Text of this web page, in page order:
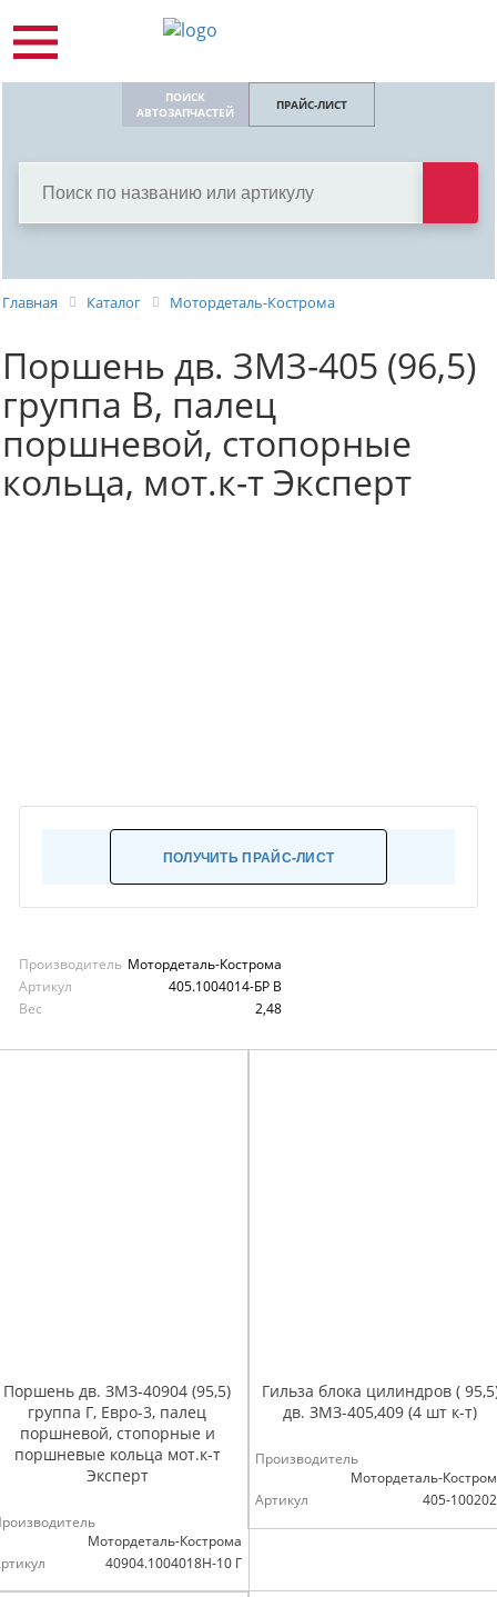
ПОИСК
АВТОЗАПЧАСТЕЙ
ПРАЙС-ЛИСТ
Главная Каталог Мотордеталь-Кострома
Поршень дв. ЗМЗ-405 (96,5)
группа В, палец
поршневой, стопорные
кольца, мот.к-т Эксперт
ПОЛУЧИТЬ ПРАЙС-ЛИСТ
Производитель Мотордеталь-Кострома
Артикул
405.1004014-БР В
Вес
2,48
Поршень дв. ЗМЗ-40904 (95,5)
группа Г, Евро-3, палец
поршневой, стопорные и
поршневые кольца мот.к-т
Эксперт
Мотордеталь-Кострома
40904.1004018Н-10 Г
Гильза блока цилиндров (
дв. ЗМЗ-405,409 (4 шт к-т)
Производитель
Мотордеталь-
Артикул
405-